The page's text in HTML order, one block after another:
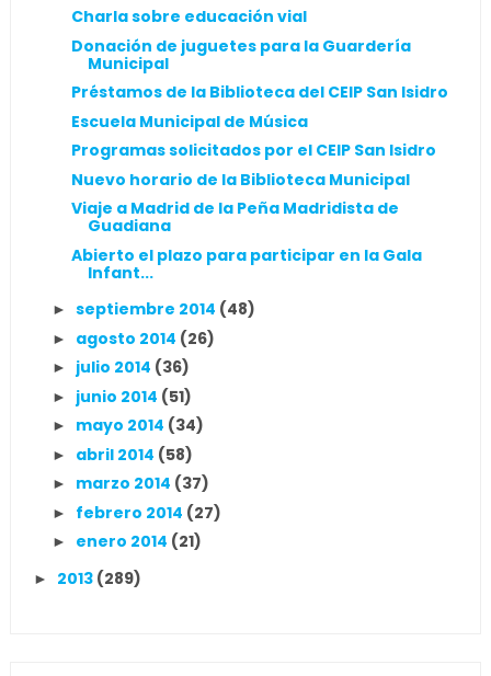
Charla sobre educación vial
Donación de juguetes para la Guardería
Municipal
Préstamos de la Biblioteca del CEIP San Isidro
Escuela Municipal de Música
Programas solicitados por el CEIP San Isidro
Nuevo horario de la Biblioteca Municipal
Viaje a Madrid de la Peña Madridista de
Guadiana
Abierto el plazo para participar en la Gala
Infant...
► septiembre 2014 (48)
► agosto 2014 (26)
► julio 2014 (36)
► junio 2014 (51)
► mayo 2014 (34)
► abril 2014 (58)
► marzo 2014 (37)
► febrero 2014 (27)
► enero 2014 (21)
► 2013 (289)